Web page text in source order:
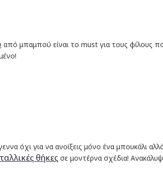
από μπαμπού είναι το must για τους φίλους
όχι για να ανοίξεις μόνο ένα μπουκάλι
θήκες σε μοντέρνα σχέδια!